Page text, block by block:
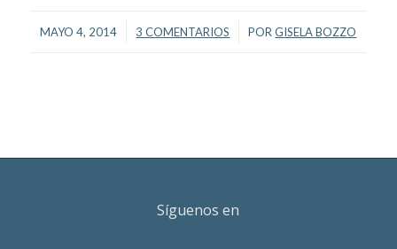
MAYO 4, 2014
/ 3 COMENTARIOS
/ PORGISELA BOZZO
Síguenos en